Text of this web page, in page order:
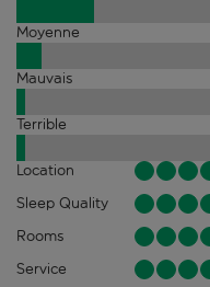
Moyenne
Mauvais
Terrible
Location
Sleep Quality
Rooms
Service